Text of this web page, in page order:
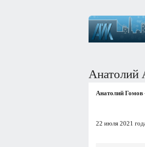
Анатолий
Анатолий Гомов
22 июля 2021